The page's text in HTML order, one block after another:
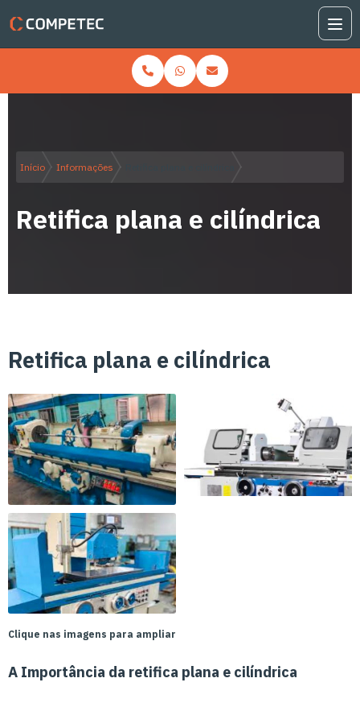
Início Informações
Retifica plana e cilíndrica
Retifica plana e cilíndrica
Clique nas imagens para ampliar
A Importância da retifica plana e cilíndrica